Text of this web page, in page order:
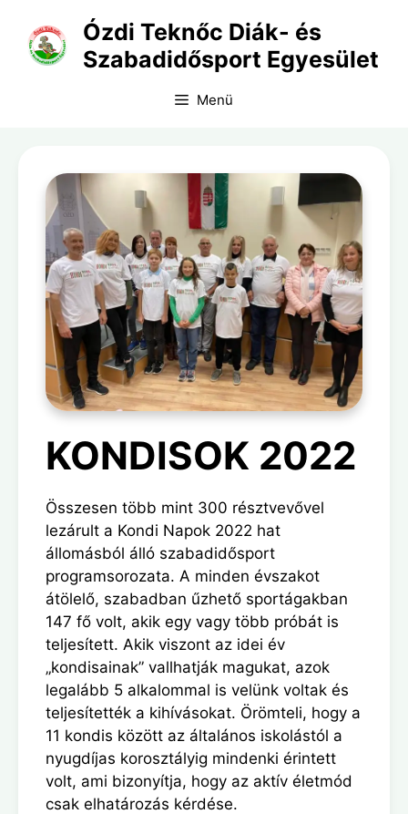
tartalomba
Ózdi Teknőc Diák- és
Szabadidősport Egyesület
Menü
KONDISOK 2022
Összesen több mint 300 résztvevővel
lezárult a Kondi Napok 2022 hat
állomásból álló szabadidősport
programsorozata. A minden évszakot
átölelő, szabadban űzhető sportágakban
147 fő volt, akik egy vagy több próbát is
teljesített. Akik viszont az idei év
„kondisainak” vallhatják magukat, azok
legalább 5 alkalommal is velünk voltak és
teljesítették a kihívásokat. Örömteli, hogy a
11 kondis között az általános iskolástól a
nyugdíjas korosztályig mindenki érintett
volt, ami bizonyítja, hogy az aktív életmód
csak elhatározás kérdése.